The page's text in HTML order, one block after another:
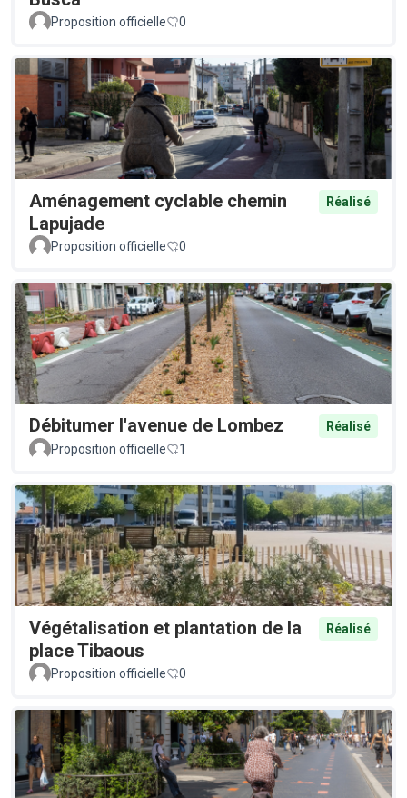
Proposition officielle 0
Aménagement cyclable chemin
Lapujade
Réalisé
Proposition officielle 0
Débitumer l'avenue de Lombez
Réalisé
Proposition officielle
1
Végétalisation et plantation de la
place Tibaous
Réalisé
Proposition officielle 0